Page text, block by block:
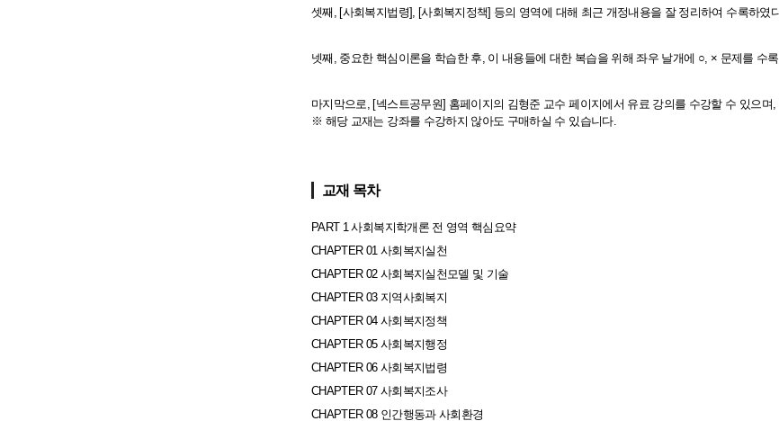
셋째, [사회복지법령], [사회복지정책] 등의 영역에 대해 최근 개정내용을 잘 정리하여 수록하였
넷째, 중요한 핵심이론을 학습한 후, 이 내용들에 대한 복습을 위해 좌우 날개에 ○, × 문제를 수
마지막으로, [넥스트공무원] 홈페이지의 김형준 교수 페이지에서 유료 강의를 수강할 수 있으
※ 해당 교재는 강좌를 수강하지 않아도 구매하실 수 있습니다.
교재 목차
PART 1 사회복지학개론 전 영역 핵심요약
CHAPTER 01 사회복지실천
CHAPTER 02 사회복지실천모델 및 기술
CHAPTER 03 지역사회복지
CHAPTER 04 사회복지정책
CHAPTER 05 사회복지행정
CHAPTER 06 사회복지법령
CHAPTER 07 사회복지조사
CHAPTER 08 인간행동과 사회환경